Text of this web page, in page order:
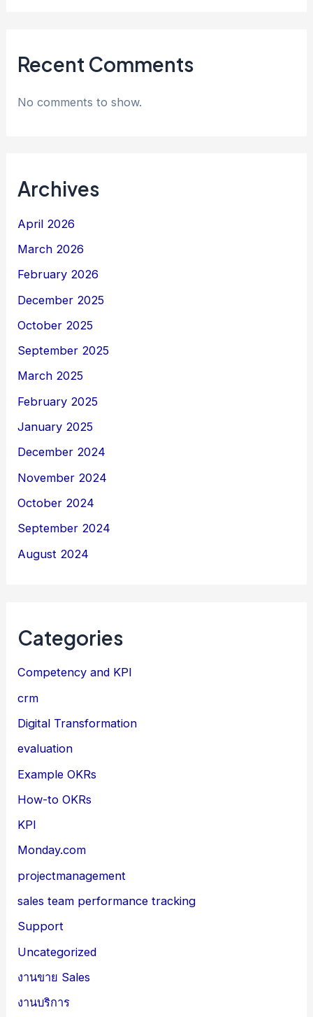
Recent Comments
No comments to show.
Archives
April 2026
March 2026
February 2026
December 2025
October 2025
September 2025
March 2025
February 2025
January 2025
December 2024
November 2024
October 2024
September 2024
August 2024
Categories
Competency and KPI
crm
Digital Transformation
evaluation
Example OKRs
How-to OKRs
KPI
Monday.com
projectmanagement
sales team performance tracking
Support
Uncategorized
งานขาย Sales
งานบริการ